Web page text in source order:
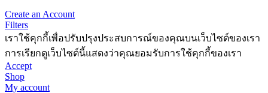
Create an Account
Filters
เราใช้คุกกี้เพื่อปรับปรุงประสบการณ์ของคุณบนเว็บไซต์ของเรา
การเรียกดูเว็บไซต์นี้แสดงว่าคุณยอมรับการใช้คุกกี้ของเรา
Accept
Shop
My account